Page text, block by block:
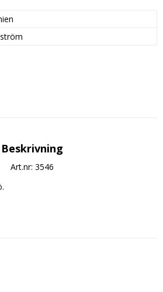
Beskrivning
Art.nr: 3546